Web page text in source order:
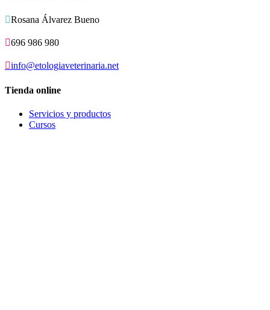
Rosana Álvarez Bueno
696 986 980
info@etologiaveterinaria.net
Tienda online
Servicios y productos
Cursos